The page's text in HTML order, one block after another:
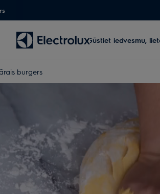
Gūstiet iedvesmu,
burgers